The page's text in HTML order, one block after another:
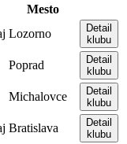
Mesto
Lozorno
Detail
klubu
Poprad
Detail
klubu
Michalovce
Detail
klubu
Bratislava
Detail
klubu